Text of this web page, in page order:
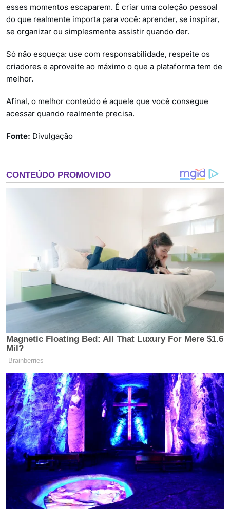
esses momentos escaparem. É criar uma coleção pessoal
do que realmente importa para você: aprender, se inspirar,
se organizar ou simplesmente assistir quando der.
Só não esqueça: use com responsabilidade, respeite os
criadores e aproveite ao máximo o que a plataforma tem de
melhor.
Afinal, o melhor conteúdo é aquele que você consegue
acessar quando realmente precisa.
Fonte: Divulgação